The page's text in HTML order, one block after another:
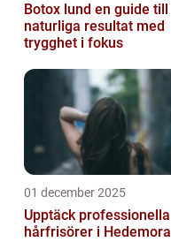
Botox lund en guide till
naturliga resultat med
trygghet i fokus
01 december 2025
Upptäck professionella
hårfrisörer i Hedemora